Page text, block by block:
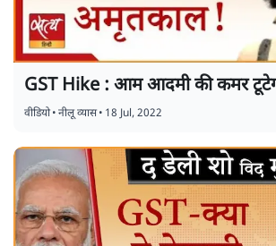
GST Hike : आम आदमी की कमर
वीडियो•नीलू व्यास• 18 Jul, 2022